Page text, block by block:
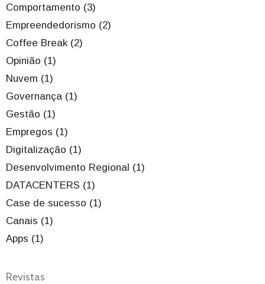
Comportamento (3)
Empreendedorismo (2)
Coffee Break (2)
Opinião (1)
Nuvem (1)
Governança (1)
Gestão (1)
Empregos (1)
Digitalização (1)
Desenvolvimento Regional (1)
DATACENTERS (1)
Case de sucesso (1)
Canais (1)
Apps (1)
Revistas